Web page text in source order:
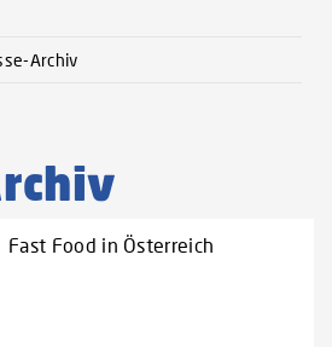
Archiv
Fast Food in Österreich